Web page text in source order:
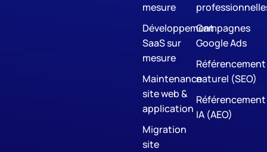
mesure
Développement
SaaS sur
mesure
Maintenance
site web &
application
Migration
site
Campagnes
Google Ads
Référencement
naturel (SEO)
Référencement
IA (AEO)